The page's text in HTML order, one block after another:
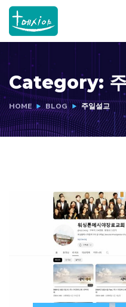
Category:
HOME BLOG 주일설교